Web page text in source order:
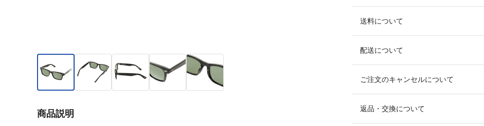
送料について
配送について
ご注文のキャンセルについて
返品・交換について
商品説明